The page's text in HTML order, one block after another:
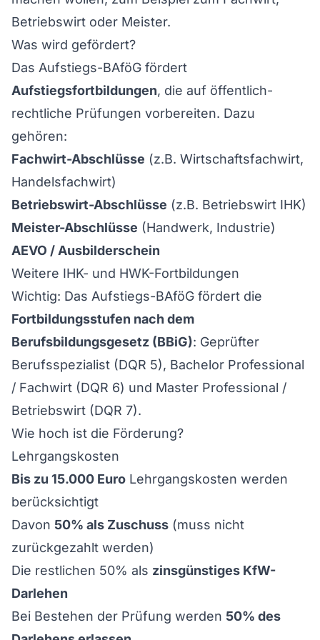
Betriebswirt oder Meister.
Was wird gefördert?
Das Aufstiegs-BAföG fördert
Aufstiegsfortbildungen, die auf öffentlich-
rechtliche Prüfungen vorbereiten. Dazu
gehören:
Fachwirt-Abschlüsse (z.B. Wirtschaftsfachwirt,
Handelsfachwirt)
Betriebswirt-Abschlüsse (z.B. Betriebswirt IHK)
Meister-Abschlüsse (Handwerk, Industrie)
AEVO / Ausbilderschein
Weitere IHK- und HWK-Fortbildungen
Wichtig: Das Aufstiegs-BAföG fördert die
Fortbildungsstufen nach dem
Berufsbildungsgesetz (BBiG): Geprüfter
Berufsspezialist (DQR 5), Bachelor Professional
/ Fachwirt (DQR 6) und Master Professional /
Betriebswirt (DQR 7).
Wie hoch ist die Förderung?
Lehrgangskosten
Bis zu 15.000 Euro Lehrgangskosten werden
berücksichtigt
Davon 50% als Zuschuss (muss nicht
zurückgezahlt werden)
Die restlichen 50% als zinsgünstiges KfW-
Darlehen
Bei Bestehen der Prüfung werden 50% des